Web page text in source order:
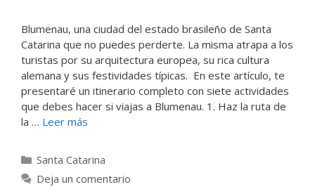
Blumenau, una ciudad del estado brasileño de Santa
Catarina que no puedes perderte. La misma atrapa a los
turistas por su arquitectura europea, su rica cultura
alemana y sus festividades típicas. En este artículo, te
presentaré un itinerario completo con siete actividades
que debes hacer si viajas a Blumenau. 1. Haz la ruta de
la … Leer más
Categorías
Santa Catarina
Deja un comentario